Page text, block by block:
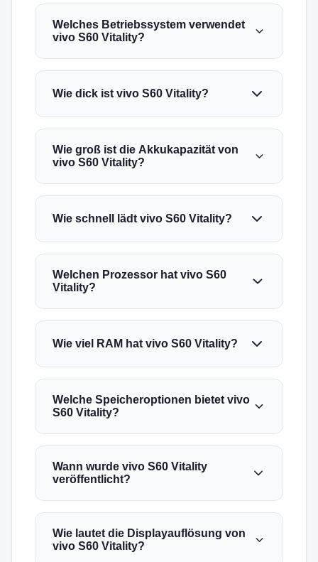
Welches Betriebssystem verwendet
vivo S60 Vitality?
Wie dick ist vivo S60 Vitality?
Wie groß ist die Akkukapazität von
vivo S60 Vitality?
Wie schnell lädt vivo S60 Vitality?
Welchen Prozessor hat vivo S60
Vitality?
Wie viel RAM hat vivo S60 Vitality?
Welche Speicheroptionen bietet vivo
S60 Vitality?
Wann wurde vivo S60 Vitality
veröffentlicht?
Wie lautet die Displayauflösung von
vivo S60 Vitality?